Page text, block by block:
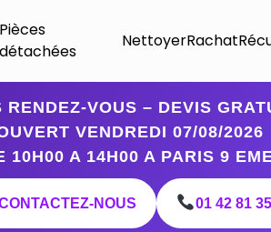
Pièces
détachées
NettoyerRachat
RENDEZ-VOUS – DEVIS
VENDREDI 07/08/2026
10H00 A 14H00 A PARIS 9
NOUS 01 42 81